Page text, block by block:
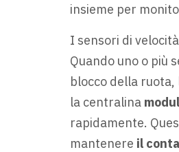
insieme per
I sensori di
Quando uno o più
blocco della
la centralina
rapidamente.
mantenere il